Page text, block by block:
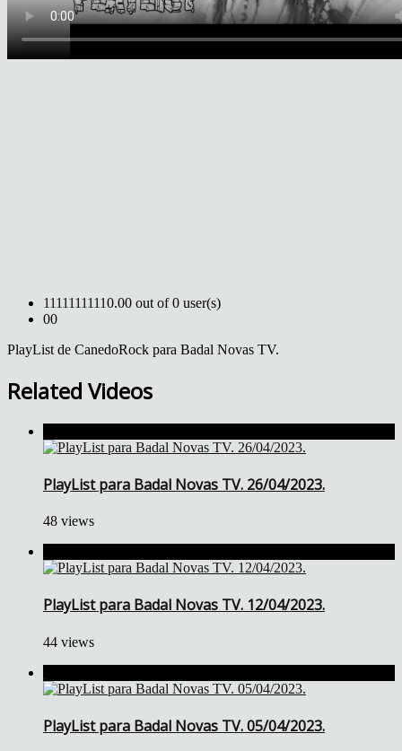
11111111110.00 out of 0 user(s)
00
PlayList de CanedoRock para Badal Novas TV.
Related Videos
PlayList para Badal Novas TV. 26/04/2023.
48 views
PlayList para Badal Novas TV. 12/04/2023.
44 views
PlayList para Badal Novas TV. 05/04/2023.